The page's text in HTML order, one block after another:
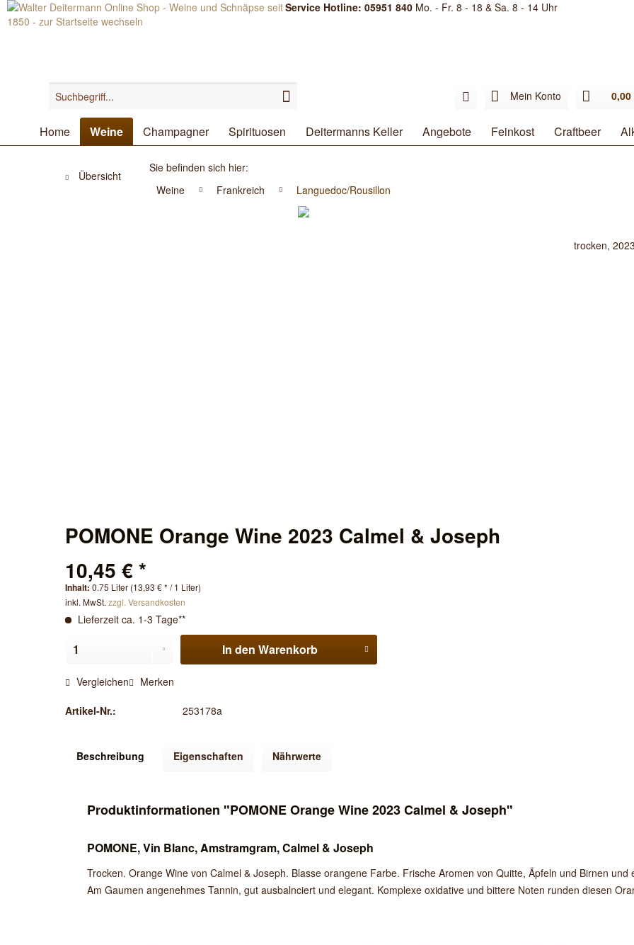
Service Hotline: 05951 840 Mo. - Fr. 8 - 18 & Sa. 8 - 14 Uhr
Mein Konto 0,00
Home Weine Champagner Spirituosen Deitermanns Keller Angebote Feinkost Craftbeer
Übersicht
Sie befinden sich hier:
Weine
Frankreich Languedoc/Rousillon
POMONE Orange Wine 2023 Calmel & Joseph
trocken, 2023
10,45 € *
Inhalt: 0.75 Liter (13,93 € * / 1 Liter)
inkl. MwSt. zzgl. Versandkosten
Lieferzeit ca. 1-3 Tage**
In den Warenkorb
Vergleichen Merken
Artikel-Nr.: 253178a
Beschreibung Eigenschaften Nährwerte
Produktinformationen "POMONE Orange Wine 2023 Calmel & Joseph"
POMONE, Vin Blanc, Amstramgram, Calmel & Joseph
Trocken. Orange Wine von Calmel & Joseph. Blasse orangene Farbe. Frische Aromen von Quitte, Äpfeln und Birnen
Am Gaumen angenehmes Tannin, gut ausbalnciert und elegant. Komplexe oxidative und bittere Noten runden diesen